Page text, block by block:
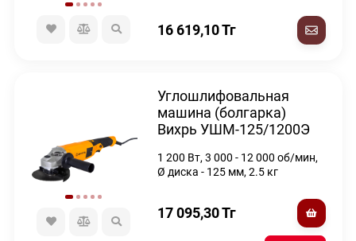
16 619,10Тг
Углошлифовальная
машина (болгарка)
Вихрь УШМ-125/1200Э
1 200 Вт, 3 000 - 12 000 об/мин,
Ø диска - 125 мм, 2.5 кг
17 095,30Тг